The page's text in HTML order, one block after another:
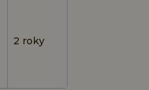
2 roky